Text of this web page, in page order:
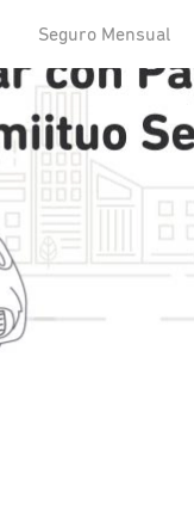
Seguro Mensual